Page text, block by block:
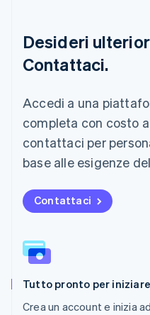
Desideri
Contattaci.
Accedi a una
completa con costo
contattaci per
base alle esigenze
Contattaci
Tutto pronto per
Crea un account e inizia
Malaysia
English简体中文
Malta
Messico
Español
Norvegia
English
Nuova Zelanda
Paesi Bassi
NederlandsEnglish
Polonia
Portogallo
Português
English简体中文
Regno Unito